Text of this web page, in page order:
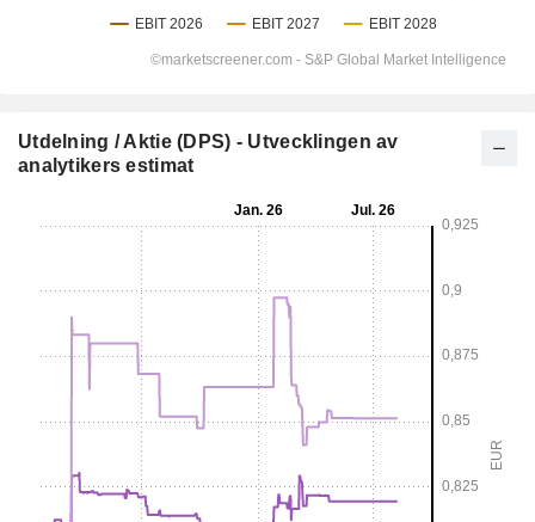
Utdelning / Aktie (DPS) - Utvecklingen av
analytikers estimat